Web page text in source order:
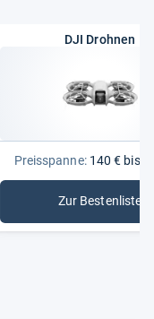
DJI Drohnen
Preisspanne:140 € bis
Zur Bestenliste
: DJI